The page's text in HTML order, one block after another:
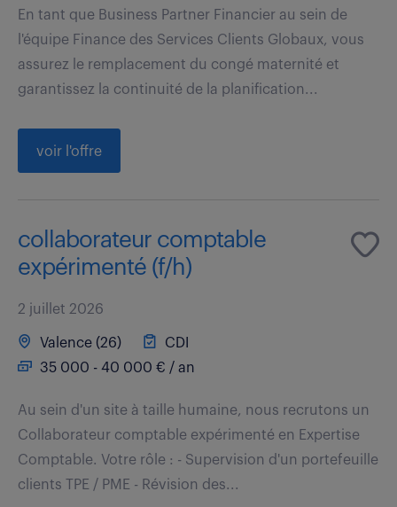
En tant que Business Partner Financier au sein de
l'équipe Finance des Services Clients Globaux, vous
assurez le remplacement du congé maternité et
garantissez la continuité de la planification...
voir l'offre
collaborateur comptable
expérimenté (f/h)
2 juillet 2026
Valence (26)
CDI
35 000 - 40 000 € / an
Au sein d'un site à taille humaine, nous recrutons un
Collaborateur comptable expérimenté en Expertise
Comptable. Votre rôle : - Supervision d'un portefeuille
clients TPE / PME - Révision des...